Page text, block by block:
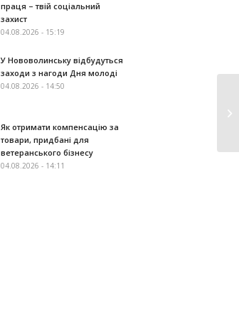
праця – твій соціальний
захист
04.08.2026 - 15:19
У Нововолинську відбудуться
заходи з нагоди Дня молоді
04.08.2026 - 14:50
Як отримати компенсацію за
товари, придбані для
ветеранського бізнесу
04.08.2026 - 14:11